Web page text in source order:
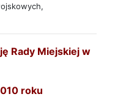
Rady Miejskiej w
roku